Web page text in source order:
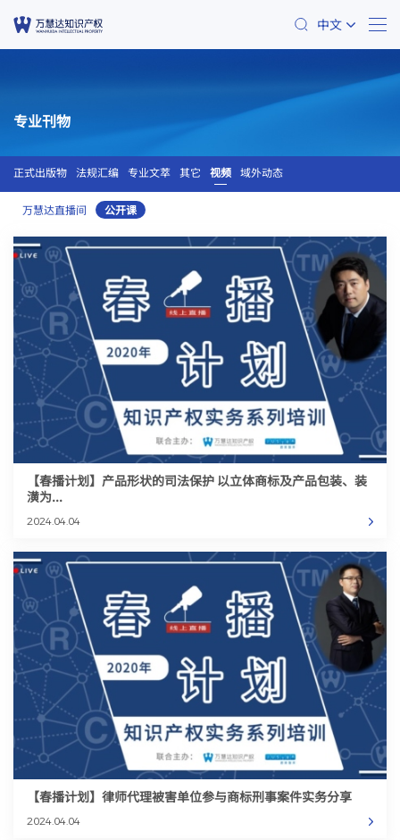
中文
专业刊物
正式出版物 法规汇编 专业文萃 其它 视频 域外动态
万慧达直播间 公开课
【春播计划】产品形状的司法保护 以立体商标及产品包装、装
潢为...
2024.04.04
【春播计划】律师代理被害单位参与商标刑事案件实务分享
2024.04.04